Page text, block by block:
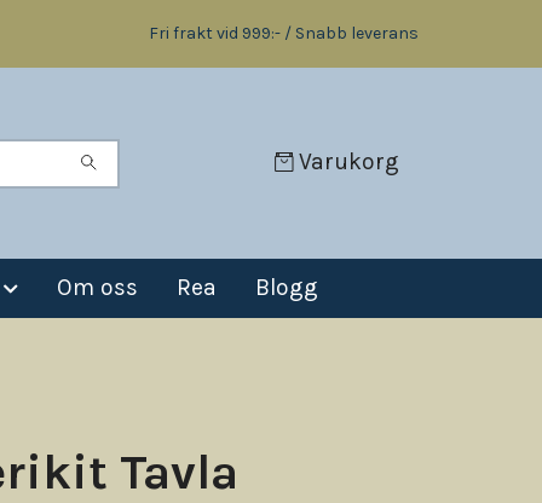
Fri frakt vid 999:- / Snabb leverans
Varukorg
Om oss Rea Blogg
Tavla